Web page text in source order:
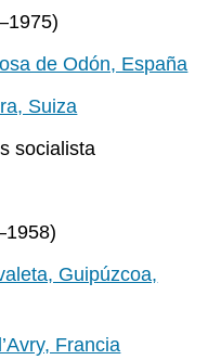
de Odón, España
Suiza
socialista
Guipúzcoa,
Francia